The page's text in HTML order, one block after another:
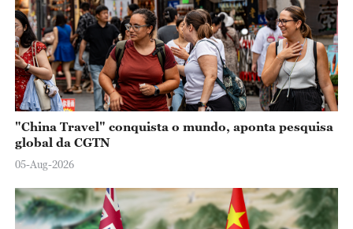
"China Travel" conquista o mundo, aponta pesquisa
global da CGTN
05-Aug-2026